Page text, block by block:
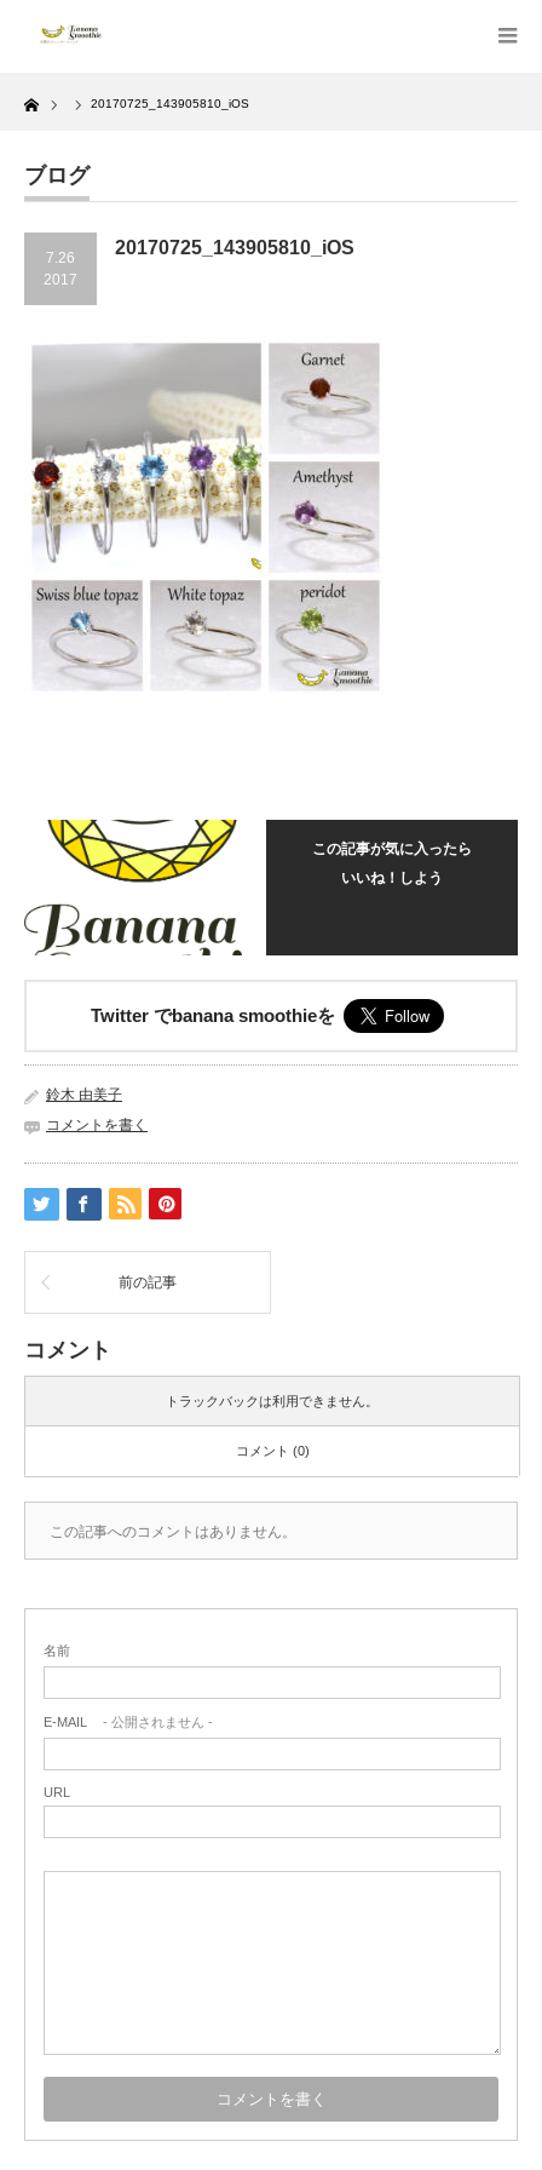
Home 20170725_143905810_iOS
ブログ
7.26
2017
20170725_143905810_iOS
この記事が気に入ったら
いいね！しよう
Twitter でbanana smoothieを
鈴木 由美子
コメントを書く
前の記事
コメント
トラックバックは利用できません。
コメント (0)
この記事へのコメントはありません。
名前
E-MAIL - 公開されません -
URL